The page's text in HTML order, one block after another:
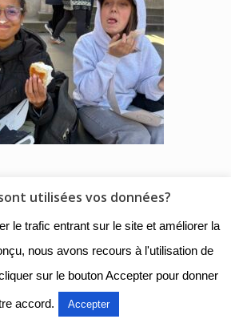
- Collège Henri de
|Mentions légales|
|Nous
contacter
utilisées vos données?
le trafic entrant sur le site et améliorer la
nous avons recours à l'utilisation de
sur le bouton Accepter pour donner
accord. Accepter